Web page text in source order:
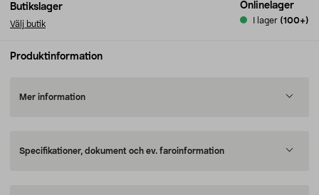
Butikslager
Välj butik
Onlinelager
I lager (100+)
Produktinformation
Mer information
Specifikationer, dokument och ev. faroinformation